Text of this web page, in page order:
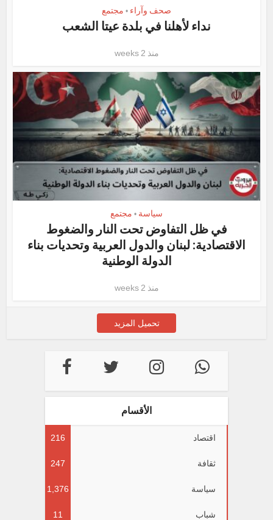
صحف وآراء • مجتمع
نداء لأهلنا في بلدة عيتا الشعب
منذ 2 weeks
سياسة • مجتمع
في ظل التفاوض تحت النار والضغوط
الاقتصادية: لبنان والدول العربية وتحديات بناء
الدولة الوطنية
منذ 2 weeks
تحميل المزيد
الأقسام
اقتصاد 216
ثقافة 247
سياسة 1,376
شباب 11